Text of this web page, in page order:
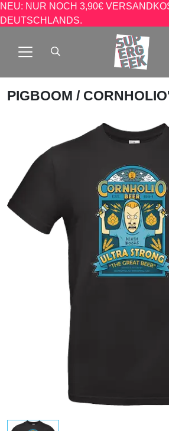
NEU: NUR NOCH 3,90€
DEUTSCHLANDS.
PIGBOOM /